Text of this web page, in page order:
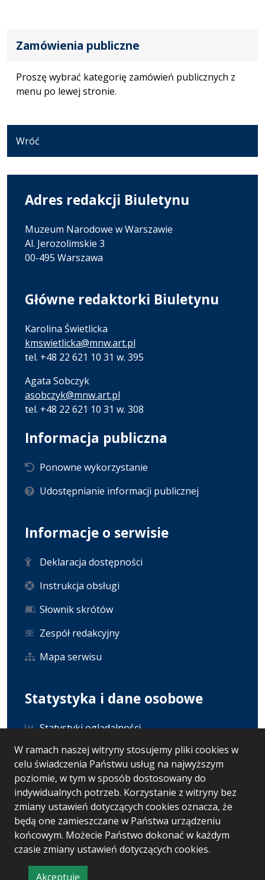
W ramach naszej witryny stosujemy pliki cookies w
celu świadczenia Państwu usług na najwyższym
poziomie, w tym w sposób dostosowany do
indywidualnych potrzeb. Korzystanie z witryny bez
zmiany ustawień dotyczących cookies oznacza, że
będą one zamieszczane w Państwa urządzeniu
końcowym. Możecie Państwo dokonać w każdym
czasie zmiany ustawień dotyczących cookies.
Akceptuję
Zamówienia publiczne
Proszę wybrać kategorię zamówień publicznych z
menu po lewej stronie.
Wróć
Adres redakcji Biuletynu
Muzeum Narodowe w Warszawie
Al. Jerozolimskie 3
00-495 Warszawa
Główne redaktorki Biuletynu
Karolina Świetlicka
kmswietlicka@mnw.art.pl
tel. +48 22 621 10 31 w. 395
Agata Sobczyk
asobczyk@mnw.art.pl
tel. +48 22 621 10 31 w. 308
Informacja publiczna
Ponowne wykorzystanie
Udostępnianie informacji publicznej
Informacje o serwisie
Deklaracja dostępności
Instrukcja obsługi
Słownik skrótów
Zespół redakcyjny
Mapa serwisu
Statystyka i dane osobowe
Statystyki oglądalności
Ostatnio dodane
Polityka prywatności
RODO
Wersja systemu: 5.7.0 [51]
Ostatnia aktualizacja BIP: 07.08.2026 13:01